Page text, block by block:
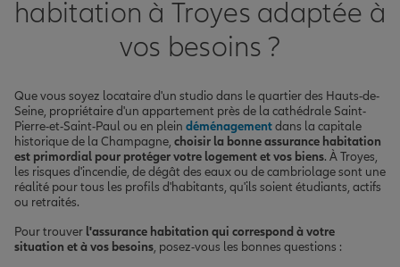
habitation à Troyes adaptée à
vos besoins ?
Que vous soyez locataire d'un studio dans le quartier des Hauts-de-
Seine, propriétaire d'un appartement près de la cathédrale Saint-
Pierre-et-Saint-Paul ou en plein déménagementdans la capitale
historique de la Champagne, choisir la bonne assurance habitation
est primordial pour protéger votre logement et vos biens. À Troyes,
les risques d'incendie, de dégât des eaux ou de cambriolage sont une
réalité pour tous les profils d'habitants, qu'ils soient étudiants, actifs
ou retraités.
Pour trouver l'assurance habitation qui correspond à votre
situation et à vos besoins, posez-vous les bonnes questions :